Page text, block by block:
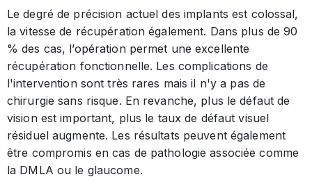
Le degré de précision actuel des implants est colossal,
la vitesse de récupération également. Dans plus de 90
% des cas, l’opération permet une excellente
récupération fonctionnelle. Les complications de
l'intervention sont très rares mais il n'y a pas de
chirurgie sans risque. En revanche, plus le défaut de
vision est important, plus le taux de défaut visuel
résiduel augmente. Les résultats peuvent également
être compromis en cas de pathologie associée comme
la DMLA ou le glaucome.